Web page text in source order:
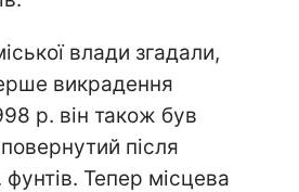
влади згадали,
викрадення
р. він також був
після
Тепер місцева